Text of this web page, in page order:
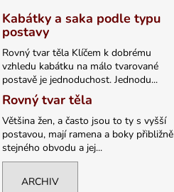
Kabátky a saka podle typu
postavy
Rovný tvar těla Klíčem k dobrému
vzhledu kabátku na málo tvarované
postavě je jednoduchost. Jednodu...
Rovný tvar těla
Většina žen, a často jsou to ty s vyšší
postavou, mají ramena a boky přibližně
stejného obvodu a jej...
ARCHIV